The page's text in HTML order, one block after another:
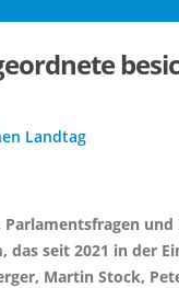
Landtag
Parlamentsfragen
seit 2021 in der
Martin Stock,